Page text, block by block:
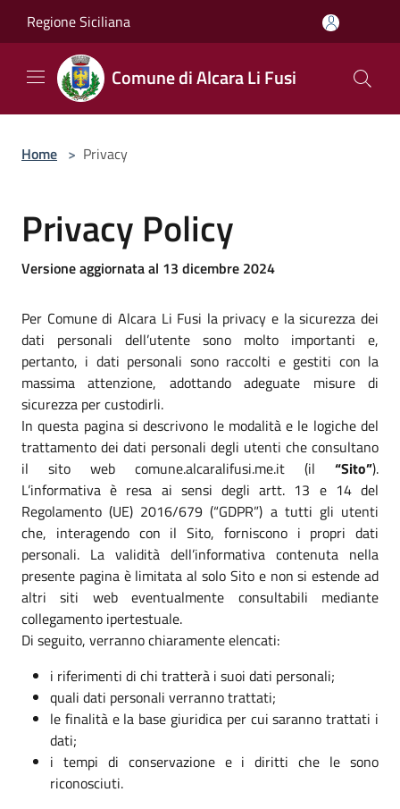
Regione Siciliana
Comune di Alcara Li Fusi
Home > Privacy
Privacy Policy
Versione aggiornata al 13 dicembre 2024
Per Comune di Alcara Li Fusi la privacy e la sicurezza dei
dati personali dell’utente sono molto importanti e,
pertanto, i dati personali sono raccolti e gestiti con la
massima attenzione, adottando adeguate misure di
sicurezza per custodirli.
In questa pagina si descrivono le modalità e le logiche del
trattamento dei dati personali degli utenti che consultano
il sito web comune.alcaralifusi.me.it (il “Sito”).
L’informativa è resa ai sensi degli artt. 13 e 14 del
Regolamento (UE) 2016/679 (“GDPR”) a tutti gli utenti
che, interagendo con il Sito, forniscono i propri dati
personali. La validità dell’informativa contenuta nella
presente pagina è limitata al solo Sito e non si estende ad
altri siti web eventualmente consultabili mediante
collegamento ipertestuale.
Di seguito, verranno chiaramente elencati:
i riferimenti di chi tratterà i suoi dati personali;
quali dati personali verranno trattati;
le finalità e la base giuridica per cui saranno trattati i
dati;
i tempi di conservazione e i diritti che le sono
riconosciuti.